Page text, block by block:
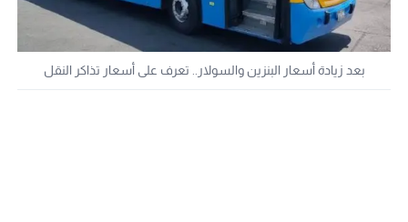
بعد زيادة أسعار البنزين والسولار.. تعرف على أسعار تذاكر النقل